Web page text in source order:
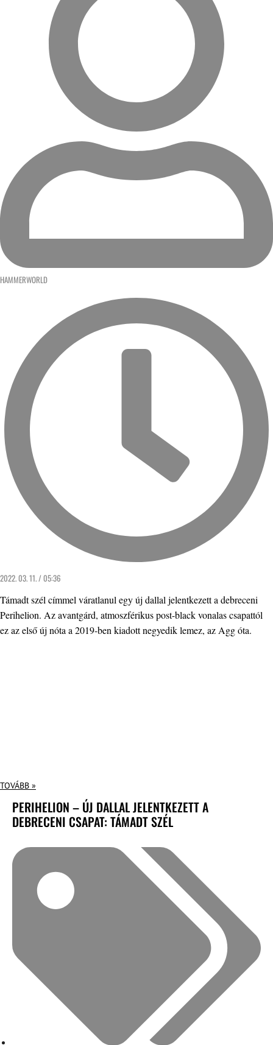
HAMMERWORLD
2022. 03. 11. / 05:36
Támadt szél címmel váratlanul egy új dallal jelentkezett a debreceni
Perihelion. Az avantgárd, atmoszférikus post-black vonalas csapattól
ez az első új nóta a 2019-ben kiadott negyedik lemez, az Agg óta.
TOVÁBB »
PERIHELION – ÚJ DALLAL JELENTKEZETT A
DEBRECENI CSAPAT: TÁMADT SZÉL